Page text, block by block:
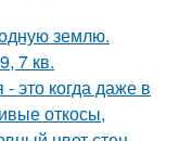
землю.
7 кв.
это когда даже в
откосы,